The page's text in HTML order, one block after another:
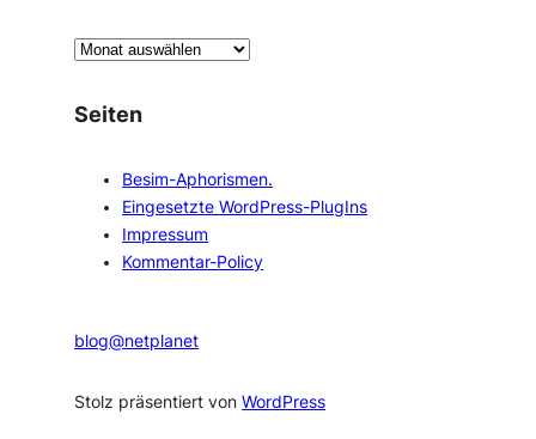
A
c
Seiten
Besim-Aphorismen.
Eingesetzte WordPress-PlugIns
Impressum
Kommentar-Policy
blog@netplanet
Stolz präsentiert vonWordPress